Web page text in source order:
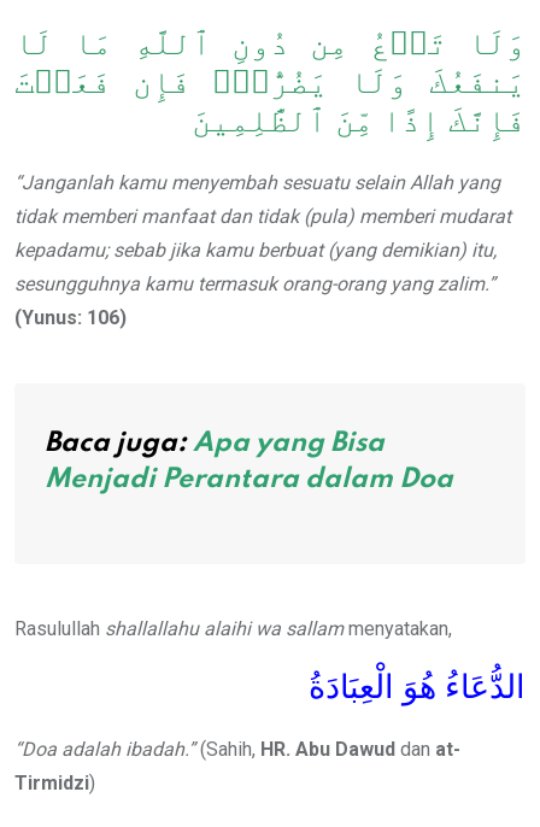
وَلَا تَدۡعُ مِن دُونِ ٱللَّهِ مَا لَا
يَنفَعُكَ وَلَا يَضُرُّكَۖ فَإِن فَعَلۡتَ
فَإِنَّكَ إِذًا مِّنَ ٱلظَّٰلِمِينَ
“Janganlah kamu menyembah sesuatu selain Allah yang
tidak memberi manfaat dan tidak (pula) memberi mudarat
kepadamu; sebab jika kamu berbuat (yang demikian) itu,
sesungguhnya kamu termasuk orang-orang yang zalim.”
(Yunus: 106)
Baca juga:Apa yang Bisa
Menjadi Perantara dalam Doa
Rasulullah shallallahu alaihi wa sallammenyatakan,
الدُّعَاءُ هُوَ الْعِبَادَةُ
“Doa adalah ibadah.”(Sahih, HR. Abu Dawud dan at-
Tirmidzi)